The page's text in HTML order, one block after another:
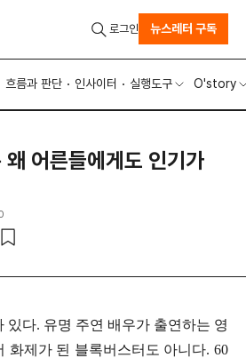
흐름과 판단 인사이터 실행도구 O'story
로그인 뉴스레터 구독
어른들에게도 인기가
있다. 유명 주연 배우가 출연하는 영
화제가 된 블록버스터도 아니다. 60